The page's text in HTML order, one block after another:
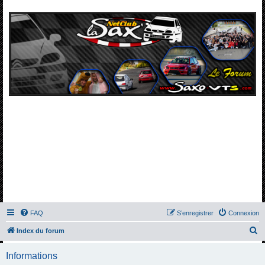
FAQ Connexion
S’enregistrer
Index du forum
Informations